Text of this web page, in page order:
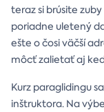
teraz si brúsite
poriadne uletený
ešte o čosi väčší
môcť zalietať aj
Kurz paraglidingu
inštruktora. Na